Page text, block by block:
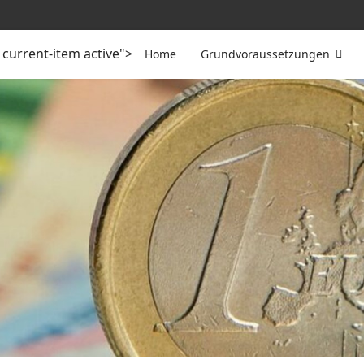
current-item active"> Home Grundvoraussetzungen